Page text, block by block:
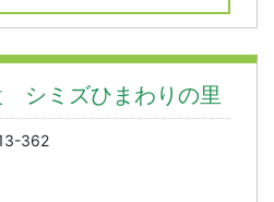
シミズひまわりの里
362